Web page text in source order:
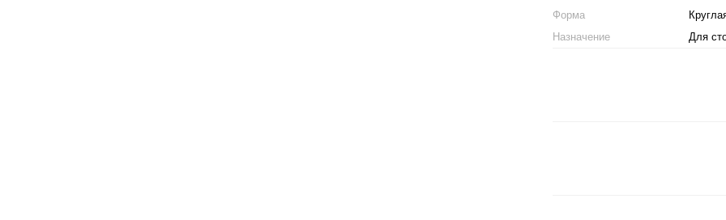
Форма
Назначение
Для